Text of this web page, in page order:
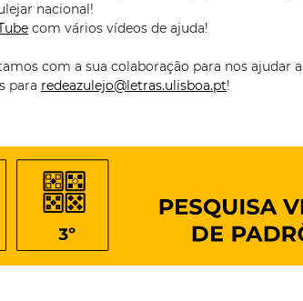
nacional!
com vários vídeos de ajuda!
com a sua colaboração para nos ajudar
para redeazulejo@letras.ulisboa.pt!